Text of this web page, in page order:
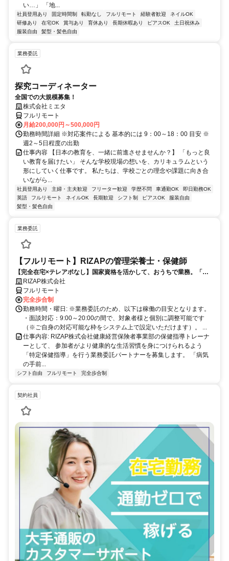
い…」 「地...
社員登用あり 固定時間制 転勤なし フルリモート 経験者歓迎
ネイルOK
研修あり
在宅OK 賞与あり 育休あり 長期休暇あり ピアスOK
土日祝休み
服装自由
髪型・髪色自由
業務委託
探究コーディネーター
全国での大規模募集！
株式会社ミエタ
フルリモート
月給200,000円～500,000円
勤務時間詳細 ※対応案件による 基本的には 9：00～18：00 目安 ※
週2～5日程度の出勤
仕事内容 【日本の教育を、一緒に前進させませんか？】 「もっと良
い教育を届けたい」 そんな学校現場の想いを、カリキュラムという
形にしていく仕事です。 私たちは、学校ごとの理念や課題に向き合
いながら...
社員登用あり 主婦・主夫歓迎 フリーター歓迎 学歴不問 車通勤OK
即日勤務OK
英語
フルリモート ネイルOK 長期歓迎 シフト制 ピアスOK
服装自由
髪型・髪色自由
業務委託
【フルリモート】RIZAPの管理栄養士・保健師
【完全在宅×テレアポなし】国家資格を活かして、おうちで業務。「も
う一つの安心」を。主婦・Wワーカー活躍中！「平日の日中だけ」「夕
方以降の数時間だけ」など、生活リズムに合わせた時間調整が可能で
す。1件ごとの成果報酬型だから、頑張った分だけ手応えのある収入
に。充実のサポート体制で、安心の在宅ワークを始めませんか？
RIZAP株式会社
フルリモート
完全歩合制
勤務時間・曜日: ※業務委託のため、以下は稼働の目安となります。
・面談対応：9:00～20:00の間で、対象者様と個別に調整可能です
（※ご自身の対応可能な枠をシステム上で設定いただけます）。 ...
仕事内容: RIZAP株式会社健康経営保険者事業部の保健指導トレーナ
ーとして、 参加者がより健康的な生活習慣を身につけられるよう
「特定保健指導」を行う業務委託パートナーを募集します。 「病気
の手前...
シフト自由 フルリモート 完全歩合制
契約社員